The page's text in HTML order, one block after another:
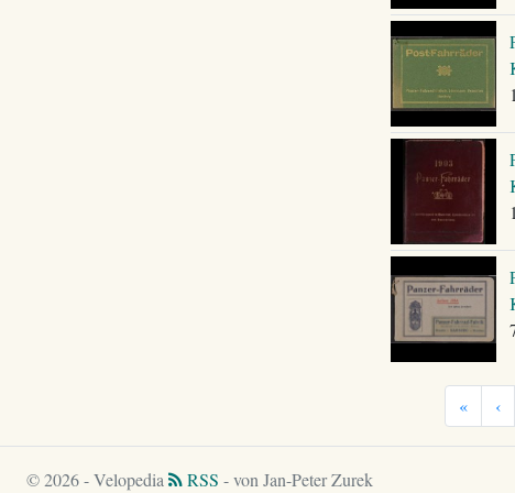
« ‹
© 2026 - Velopedia RSS - von Jan-Peter Zurek